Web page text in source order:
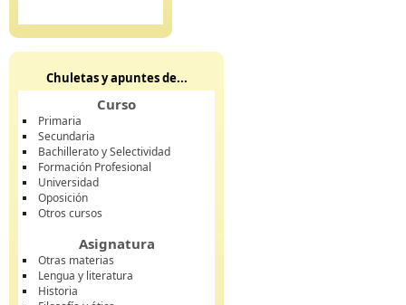
Chuletas y apuntes de...
Curso
Primaria
Secundaria
Bachillerato y Selectividad
Formación Profesional
Universidad
Oposición
Otros cursos
Asignatura
Otras materias
Lengua y literatura
Historia